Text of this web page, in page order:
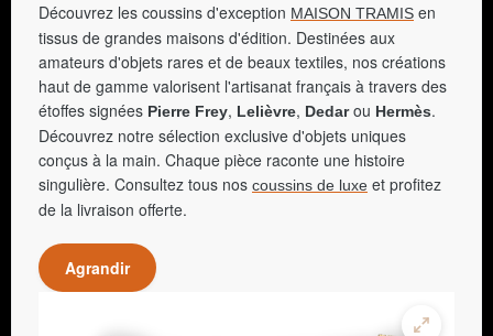
Découvrez les coussins d'exception MAISON TRAMIS en
tissus de grandes maisons d'édition. Destinées aux
amateurs d'objets rares et de beaux textiles, nos créations
haut de gamme valorisent l'artisanat français à travers des
étoffes signées Pierre Frey, Lelièvre, Dedarou Hermès.
Découvrez notre sélection exclusive d'objets uniques
conçus à la main. Chaque pièce raconte une histoire
singulière. Consultez tous nos coussins de luxe et profitez
de la livraison offerte.
Agrandir